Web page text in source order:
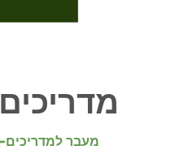
מדריכים
מעבר למדריכים